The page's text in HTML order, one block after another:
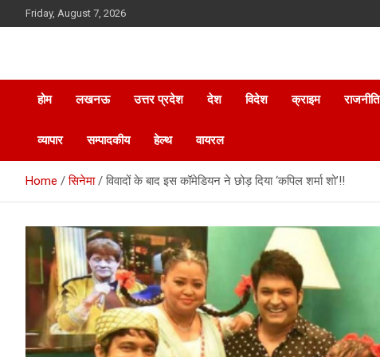
to
Friday, August 7, 2026
होम लखनऊ उत्तर प्रदेश देश विदेश क्राइम राजनीति
व्यापार सम्पादकीय हेल्थ वायरल
Home सिनेमा विवादों के बाद इस कॉमेडियन ने छोड़ दिया ‘कपिल शर्मा शो’!!